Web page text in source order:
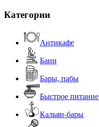
Категории
Антикафе
Бани
Бары, пабы
Быстрое питание
Кальян-бары